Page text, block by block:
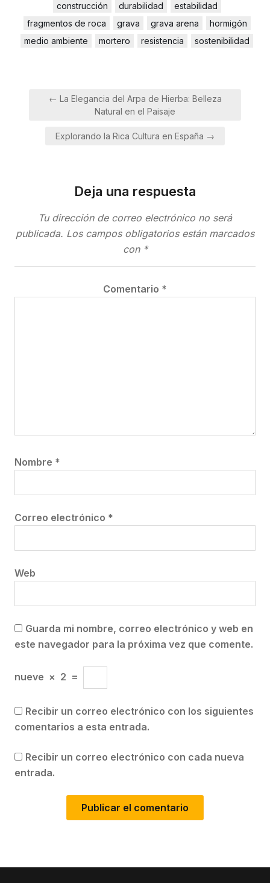
construcción
durabilidad
estabilidad
fragmentos de roca
grava grava arena
hormigón
medio ambiente
mortero resistencia sostenibilidad
Navegación
← La Elegancia del Arpa de Hierba: Belleza
Natural en el Paisaje
Explorando la Rica Cultura en España →
Deja una respuesta
Tu dirección de correo electrónico no será
publicada. Los campos obligatorios están marcados
con *
Comentario *
Nombre *
Correo electrónico *
Web
Guarda mi nombre, correo electrónico y web en
este navegador para la próxima vez que comente.
nueve × 2 =
Recibir un correo electrónico con los siguientes
comentarios a esta entrada.
Recibir un correo electrónico con cada nueva
entrada.